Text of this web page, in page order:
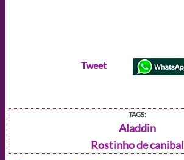
Tweet
TAGS:
Aladdin
Rostinho de canibal